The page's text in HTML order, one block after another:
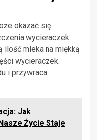
okazać się
wycieraczek
ilość mleka na miękką
wycieraczek.
i przywraca
Jak
Życie Staje